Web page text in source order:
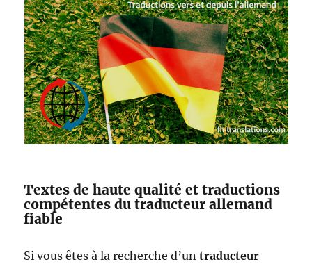
Textes de haute qualité et traductions
compétentes du traducteur allemand
fiable
Si vous êtes à la recherche d’untraducteur